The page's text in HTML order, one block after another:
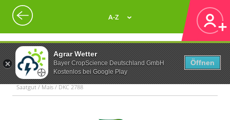
Agrar Wetter
Bayer CropScience Deutschland GmbH
Kostenlos bei Google Play
Öffnen
A-Z
Saatgut / Mais / DKC 2788